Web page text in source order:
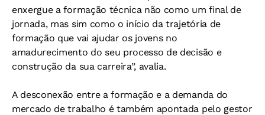
enxergue a formação técnica não como um final de
jornada, mas sim como o início da trajetória de
formação que vai ajudar os jovens no
amadurecimento do seu processo de decisão e
construção da sua carreira”, avalia.
A desconexão entre a formação e a demanda do
mercado de trabalho é também apontada pelo gestor